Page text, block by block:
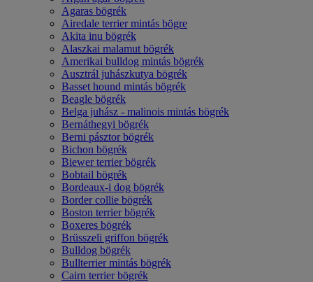
Agaras bögrék
Airedale terrier mintás bögre
Akita inu bögrék
Alaszkai malamut bögrék
Amerikai bulldog mintás bögrék
Ausztrál juhászkutya bögrék
Basset hound mintás bögrék
Beagle bögrék
Belga juhász - malinois mintás bögrék
Bernáthegyi bögrék
Berni pásztor bögrék
Bichon bögrék
Biewer terrier bögrék
Bobtail bögrék
Bordeaux-i dog bögrék
Border collie bögrék
Boston terrier bögrék
Boxeres bögrék
Brüsszeli griffon bögrék
Bulldog bögrék
Bullterrier mintás bögrék
Cairn terrier bögrék